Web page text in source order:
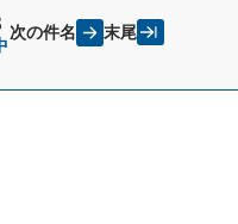
次の件名 末尾